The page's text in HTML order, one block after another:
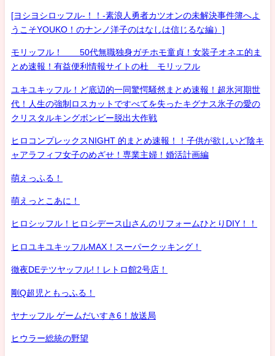
[ヨシヨシロッフル-！！-素浪人勇者カツオンの未解決事件簿へよ
うこそYOUKO！のナンノ洋子のはなしは信じるな編）]
モリッフル！ 50代無職独身ガチホモ童貞！女装子オネエ的ま
とめ速報！有益便利情報サイトの杜 モリッフル
ユキユキッフル！ど底辺的一同驚愕騒然まとめ速報！超氷河期世
代！人生の強制ロスカットですべてを失ったキグナス氷子の愛の
クリスタルキングボンビー脱出大作戦
ヒロコンプレックスNIGHT 的まとめ速報！！子供が欲しいど陰キ
ャアラフィフ女子のめざせ！専業主婦！婚活計画編
萌えっふる！
萌えっとこあに！
ヒロシッフル！ヒロシデース山さんのリフォームひとりDIY！！
ヒロユキユキッフルMAX！スーパークッキング！
徹夜DEテツヤッフル!！レトロ館2号店！
剛Q超児ともっふる！
ヤナッフル ゲームだいすき6！放送局
ヒウラー総統の野望